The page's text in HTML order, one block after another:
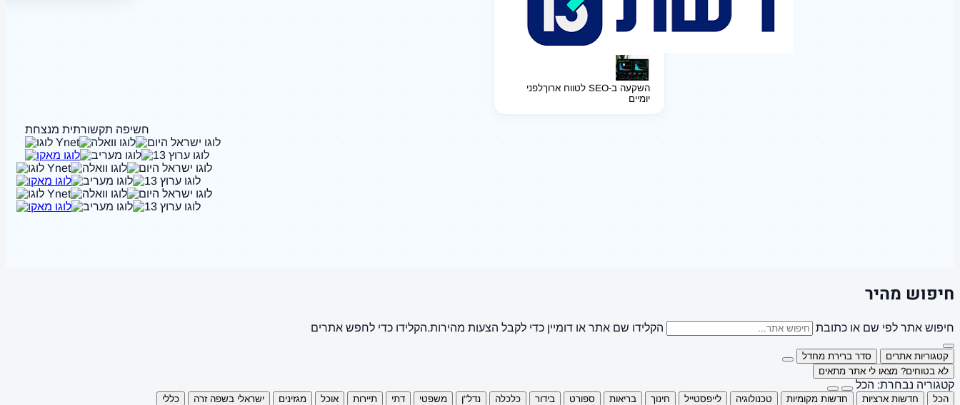
השקעה ב-SEO לטווח ארוך
לפני
יומיים
חשיפה תקשורתית מנצחת
חיפוש מהיר
חיפוש אתר לפי שם או כתובת הקלידו שם אתר או דומיין כדי לקבל הצעות מהירות.הקלידו כדי לחפש אתרים
קטגוריות אתרים
סדר ברירת מחדל
לא בטוחים? מצאו לי אתר מתאים
קטגוריה נבחרת: הכל
הכל חדשות ארציות חדשות מקומיות טכנולוגיה לייפסטייל חינוך בריאות ספורט בידור כלכלה נדל"ן משפטי דתי תיירות אוכל מגזינים ישראלי בשפה זרה כללי